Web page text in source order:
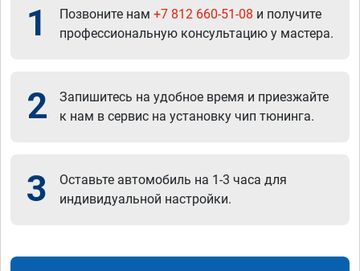
1 Позвоните нам +7 812 660-51-08 и получите
профессиональную консультацию у мастера.
2
Запишитесь на удобное время и приезжайте
к нам в сервис на установку чип тюнинга.
3
Оставьте автомобиль на 1-3 часа для
индивидуальной настройки.